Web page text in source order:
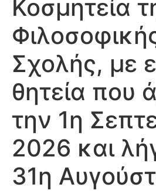
Κοσμητεία
Σχολής, με
θητεία που
την 1η
2026 και
31η